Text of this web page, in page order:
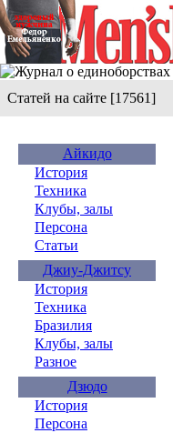
Статей на сайте [17561]
Айкидо
История
Техника
Клубы, залы
Персона
Статьи
Джиу-Джитсу
История
Техника
Бразилия
Клубы, залы
Разное
Дзюдо
История
Персона